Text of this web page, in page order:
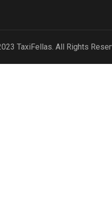
TaxiFellas. All Rights